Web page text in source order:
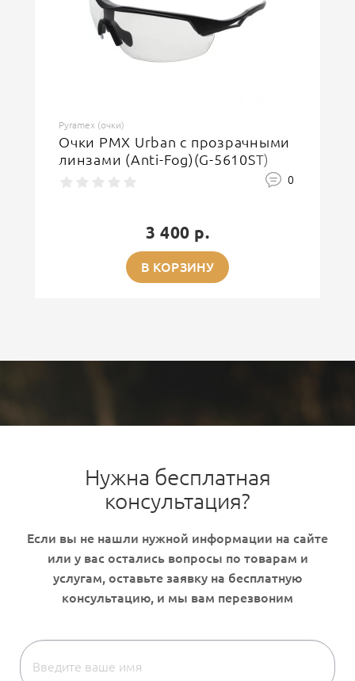
Pyramex (очки)
Очки PMX Urban с прозрачными
линзами (Anti-Fog)(G-5610ST)
0
3 400 р.
В КОРЗИНУ
Нужна бесплатная
консультация?